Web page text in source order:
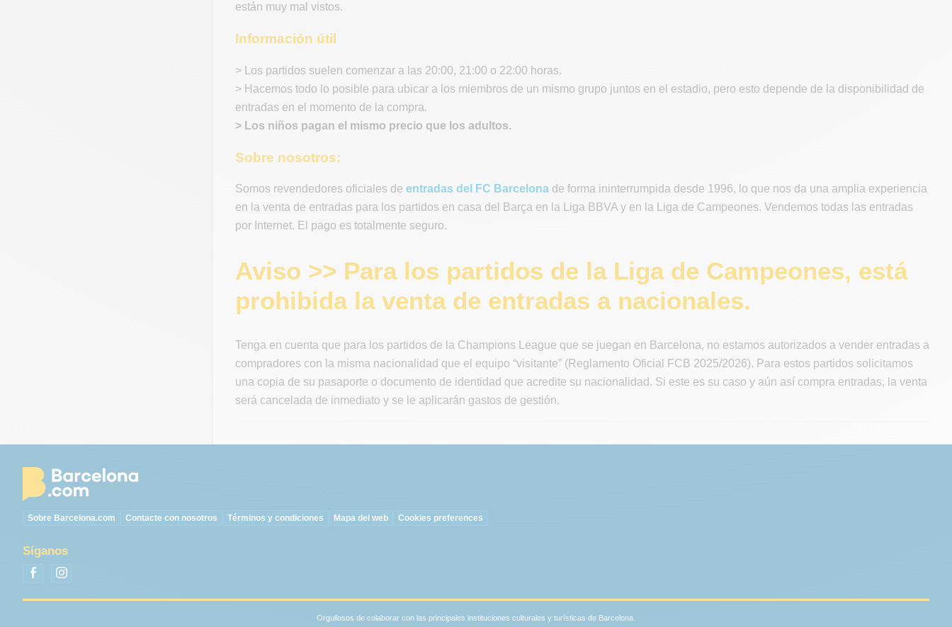
están muy mal vistos.
Información útil
> Los partidos suelen comenzar a las 20:00, 21:00 o 22:00 horas.
> Hacemos todo lo posible para ubicar a los miembros de un mismo grupo juntos en el estadio, pero esto depende de la disponibilidad de
entradas en el momento de la compra.
> Los niños pagan el mismo precio que los adultos.
Sobre nosotros:
Somos revendedores oficiales de entradas del FC Barcelona de forma ininterrumpida desde 1996, lo que nos da una amplia experiencia
en la venta de entradas para los partidos en casa del Barça en la Liga BBVA y en la Liga de Campeones. Vendemos todas las entradas
por Internet. El pago es totalmente seguro.
Aviso >> Para los partidos de la Liga de Campeones, está
prohibida la venta de entradas a nacionales.
Tenga en cuenta que para los partidos de la Champions League que se juegan en Barcelona, no estamos autorizados a vender entradas a
compradores con la misma nacionalidad que el equipo “visitante” (Reglamento Oficial FCB 2025/2026). Para estos partidos solicitamos
una copia de su pasaporte o documento de identidad que acredite su nacionalidad. Si este es su caso y aún así compra entradas, la venta
será cancelada de inmediato y se le aplicarán gastos de gestión.
Sobre Barcelona.com Contacte con nosotros Términos y condiciones Mapa del web Cookies preferences
Síganos
Orgullosos de colaborar con las principales instituciones culturales y turísticas de Barcelona.